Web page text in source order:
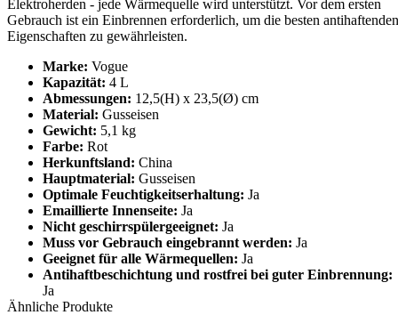
Elektroherden - jede Wärmequelle wird unterstützt. Vor dem ersten
Gebrauch ist ein Einbrennen erforderlich, um die besten antihaftenden
Eigenschaften zu gewährleisten.
Marke: Vogue
Kapazität: 4 L
Abmessungen: 12,5(H) x 23,5(Ø) cm
Material: Gusseisen
Gewicht: 5,1 kg
Farbe: Rot
Herkunftsland: China
Hauptmaterial: Gusseisen
Optimale Feuchtigkeitserhaltung: Ja
Emaillierte Innenseite: Ja
Nicht geschirrspülergeeignet: Ja
Muss vor Gebrauch eingebrannt werden: Ja
Geeignet für alle Wärmequellen: Ja
Antihaftbeschichtung und rostfrei bei guter Einbrennung:
Ja
Ähnliche Produkte